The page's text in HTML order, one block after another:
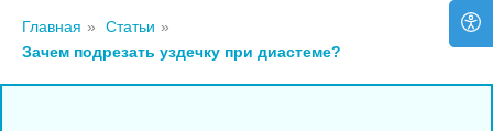
Главная » Статьи »
Зачем подрезать уздечку при диастеме?